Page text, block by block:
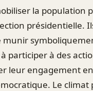
la population
présidentielle.
munir
participer à des
leur engagement
Le climat